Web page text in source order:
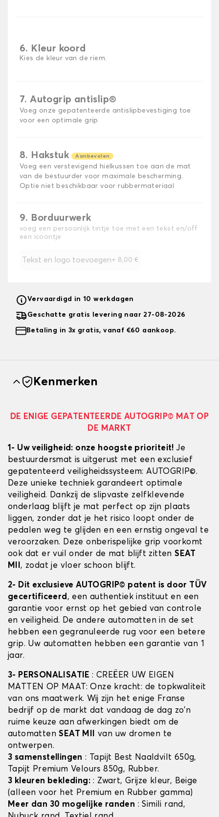
6. Kleur koord
Kies de kleur van de riem.
7. Autogrip antislip®
Voeg onze gepatenteerde antislipbevestiging toe
voor een optimale grip
8. Hakstuk Aanbevolen
Voeg een verstevigend hielkussen toe aan de mat
van de bestuurder voor maximale bescherming.
Optie niet beschikbaar voor rubbermateriaal
9. Borduurwerk
voeg een persoonlijk tintje toe met een tekst en/off
een icoontje
Tekst en logo toevoegen+ 8,00 €
Vervaardigd in 10 werkdagen
Geschatte gratis levering naar 27-08-2026
Betaling in 3x gratis, vanaf €60 aankoop.
Kenmerken
DE ENIGE GEPATENTEERDE AUTOGRIP© MAT OP
DE MARKT
1- Uw veiligheid: onze hoogste prioriteit!Je
bestuurdersmat is uitgerust met een exclusief
gepatenteerd veiligheidssysteem: AUTOGRIP©.
Deze unieke techniek garandeert optimale
veiligheid. Dankzij de slipvaste zelfklevende
onderlaag blijft je mat perfect op zijn plaats
liggen, zonder dat je het risico loopt onder de
pedalen weg te glijden en een ernstig ongeval te
veroorzaken. Deze onberispelijke grip voorkomt
ook dat er vuil onder de mat blijft zittenSEAT
MII, zodat je vloer schoon blijft.
2- Dit exclusieve AUTOGRIP© patent is door TÜV
gecertificeerd, een authentiek instituut en een
garantie voor ernst op het gebied van controle
en veiligheid. De andere automatten in de set
hebben een gegranuleerde rug voor een betere
grip. Uw automatten hebben een garantie van 1
jaar.
3- PERSONALISATIE: CREËER UW EIGEN
MATTEN OP MAAT: Onze kracht: de topkwaliteit
van ons maatwerk. Wij zijn het enige Franse
bedrijf op de markt dat vandaag de dag zo'n
ruime keuze aan afwerkingen biedt om de
automattenSEAT MII van uw dromen te
ontwerpen.
3 samenstellingen : Tapijt Best Naaldvilt 650g,
Tapijt Premium Velours 850g, Rubber.
3 kleuren bekleding: : Zwart, Grijze kleur, Beige
(alleen voor het Premium en Rubber gamma)
Meer dan 30 mogelijke randen : Simili rand,